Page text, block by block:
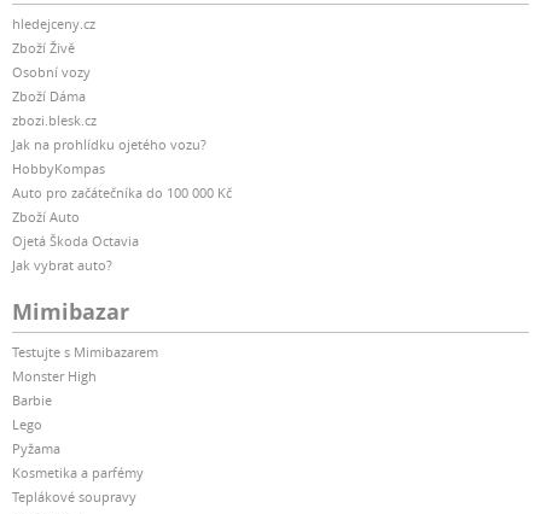
hledejceny.cz
Zboží Živě
Osobní vozy
Zboží Dáma
zbozi.blesk.cz
Jak na prohlídku ojetého vozu?
HobbyKompas
Auto pro začátečníka do 100 000 Kč
Zboží Auto
Ojetá Škoda Octavia
Jak vybrat auto?
Mimibazar
Testujte s Mimibazarem
Monster High
Barbie
Lego
Pyžama
Kosmetika a parfémy
Teplákové soupravy